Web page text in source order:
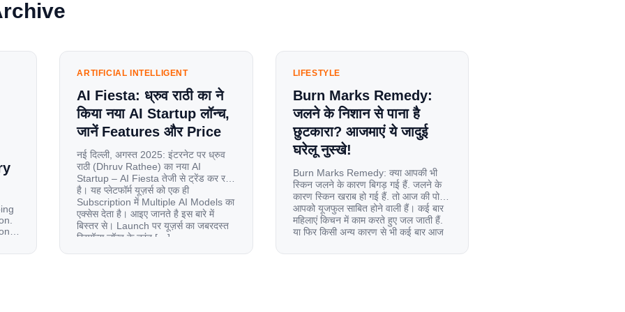
ARTIFICIAL INTELLIGENT
AI Fiesta: ध्रुव राठी का ने
किया नया AI Startup लॉन्च,
जानें Features और Price
नई दिल्ली, अगस्त 2025: इंटरनेट पर ध्रुव
राठी (Dhruv Rathee) का नया AI
Startup – AI Fiesta तेजी से ट्रेंड कर रहा
है। यह प्लेटफॉर्म यूज़र्स को एक ही
Subscription में Multiple AI Models का
एक्सेस देता है। आइए जानते है इस बारे में
बिस्तर से। Launch पर यूज़र्स का जबरदस्त
रिस्पॉन्स लॉन्च के तुरंत […]
LIFESTYLE
Burn Marks Remedy:
जलने के निशान से पाना है
छुटकारा? आजमाएं ये जादुई
घरेलू नुस्खे!
Burn Marks Remedy: क्या आपकी भी
स्किन जलने के कारण बिगड़ गई हैं. जलने के
कारण स्किन खराब हो गई हैं. तो आज की पोस्ट
आपको यूजफुल साबित होने वाली हैं। कई बार
महिलाएं किचन में काम करते हुए जल जाती हैं.
या फिर किसी अन्य कारण से भी कई बार आज